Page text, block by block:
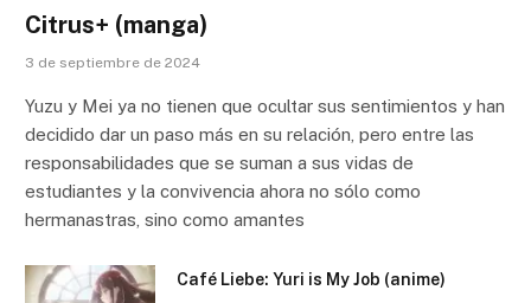
Citrus+ (manga)
3 de septiembre de 2024
Yuzu y Mei ya no tienen que ocultar sus sentimientos y han
decidido dar un paso más en su relación, pero entre las
responsabilidades que se suman a sus vidas de
estudiantes y la convivencia ahora no sólo como
hermanastras, sino como amantes
Café Liebe: Yuri is My Job (anime)